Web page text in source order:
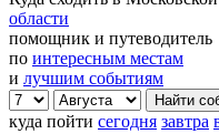
области
помощник и путеводитель
по интересным местам
и лучшим событиям
куда пойти сегодня завтра